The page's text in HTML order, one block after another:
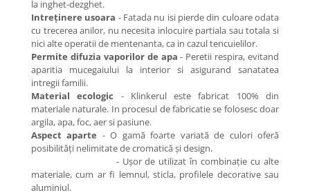
la inghet-dezghet.
Intreţinere usoara - Fatada nu isi pierde din culoare odata
cu trecerea anilor, nu necesita inlocuire partiala sau totala si
nici alte operatii de mentenanta, ca in cazul tencuielilor.
Permite difuzia vaporilor de apa - Peretii respira, evitand
aparitia mucegaiului la interior si asigurand sanatatea
intregii familii.
Material ecologic - Klinkerul este fabricat 100% din
materiale naturale. In procesul de fabricatie se folosesc doar
argila, apa, foc, aer si pasiune.
Aspect aparte - O gamă foarte variată de culori oferă
posibilităţi nelimitate de cromatică şi design.
- Ușor de utilizat în combinație cu alte
materiale, cum ar fi lemnul, sticla, profilele decorative sau
aluminiul.